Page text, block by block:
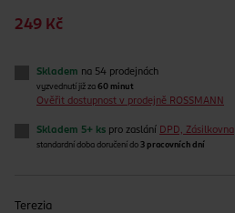
249 Kč
Skladem na 54 prodejnách
vyzvednutí již za 60 minut
Ověřit dostupnost v prodejně ROSSMANN
Skladem 5+ ks pro zaslání DPD, Zásilkovna
standardní doba doručení do 3 pracovních dní
Terezia